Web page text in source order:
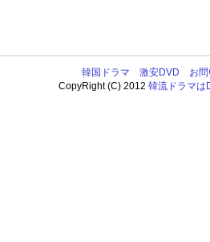
韓国ドラマ 激安DVD
お
CopyRight (C) 2012韓流ドラマは